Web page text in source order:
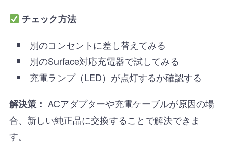
チェック方法
別のコンセントに差し替えてみる
別のSurface対応充電器で試してみる
充電ランプ（LED）が点灯するか確認する
解決策： ACアダプターや充電ケーブルが原因の場
合、新しい純正品に交換することで解決できま
す。